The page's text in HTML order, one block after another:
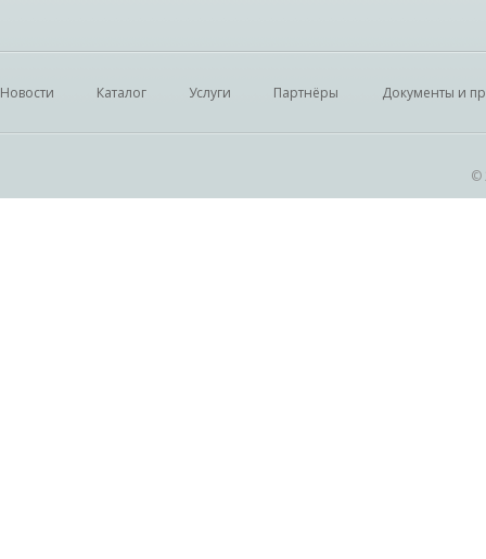
Новости Каталог Услуги Партнёры Документы и
©